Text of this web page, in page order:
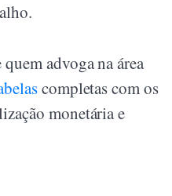
advoga na área
completas com os
monetária e